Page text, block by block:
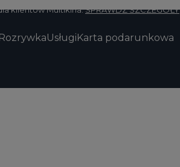
klientów Multikina.SPRAWDŹ SZCZEGÓŁY
RozrywkaUsługiKarta podarunkowa